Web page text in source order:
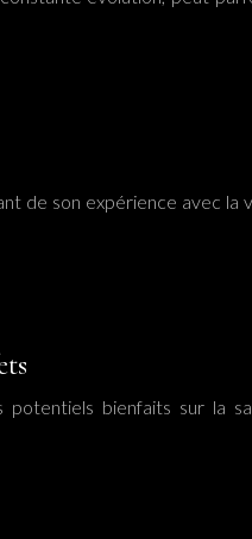
de son expérience avec
bienfaits sur la